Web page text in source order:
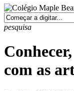
pesquisa
Pesquisa
com as